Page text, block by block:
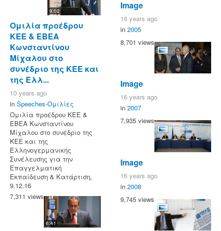
9:02
Ομιλία προέδρου
ΚΕΕ & ΕΒΕΑ
Κωνσταντίνου
Μίχαλου στο
συνέδριο της ΚΕΕ και
της Ελλ...
10 years ago
in Speeches-Ομιλίες
Ομιλία προέδρου ΚΕΕ &
ΕΒΕΑ Κωνσταντίνου
Μίχαλου στο συνέδριο της
ΚΕΕ και της
Ελληνογερμανικής
Συνέλευσης για την
Επαγγελματική
Εκπαίδευση & Κατάρτιση,
9.12.16
7,311 views
6:41
Image
16 years ago
in 2005
8,701 views
Image
16 years ago
in 2007
7,935 views
Image
16 years ago
in 2008
9,745 views